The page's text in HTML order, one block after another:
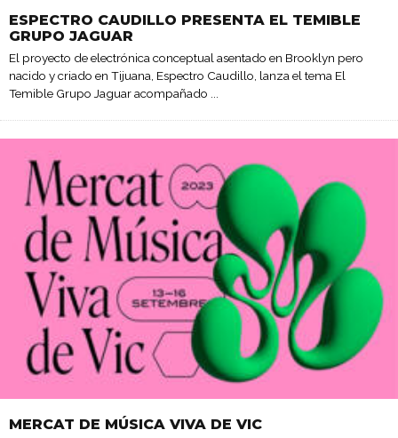
ESPECTRO CAUDILLO PRESENTA EL TEMIBLE
GRUPO JAGUAR
El proyecto de electrónica conceptual asentado en Brooklyn pero
nacido y criado en Tijuana, Espectro Caudillo, lanza el tema El
Temible Grupo Jaguar acompañado ...
MERCAT DE MÚSICA VIVA DE VIC